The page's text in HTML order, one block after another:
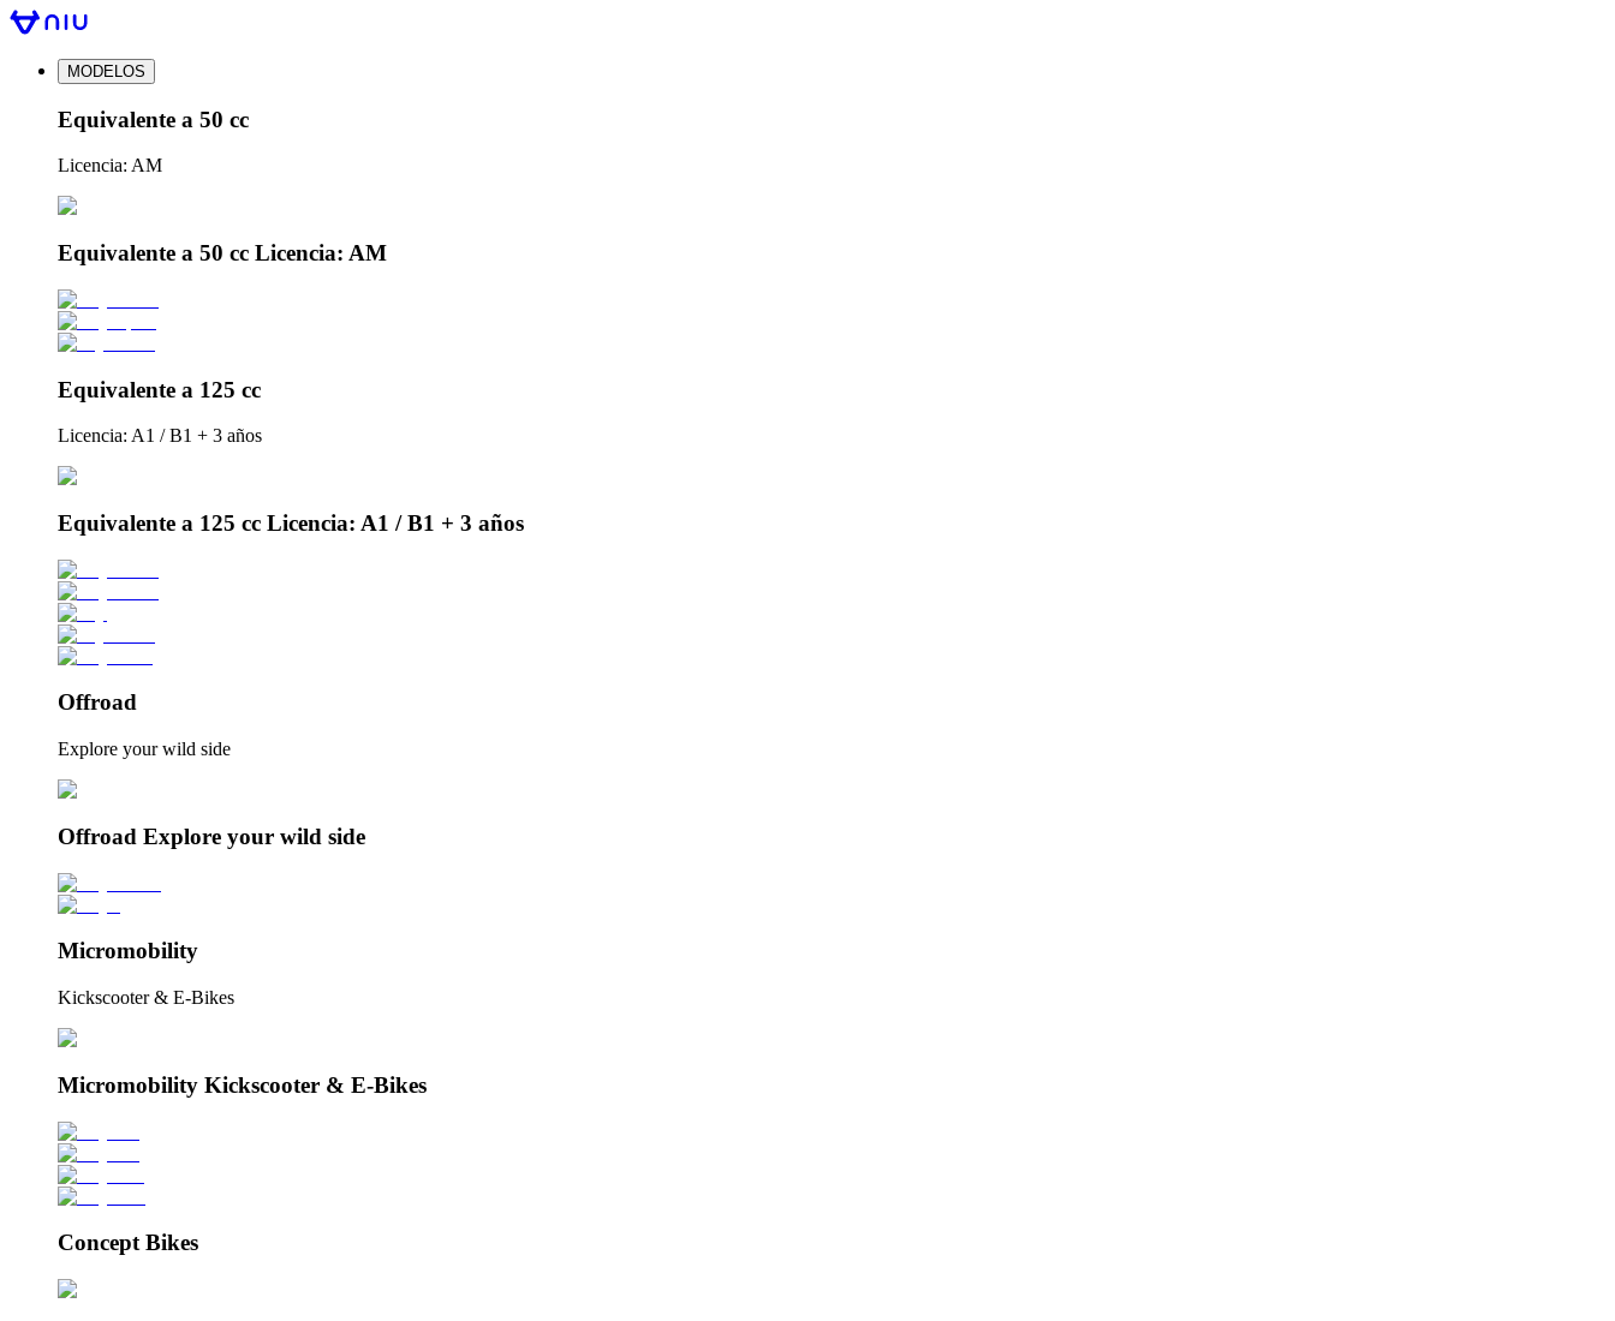
MODELOS
Equivalente a 50 cc
Licencia: AM
Equivalente a 50 cc Licencia: AM
Equivalente a 125 cc
Licencia: A1 / B1 + 3 años
Equivalente a 125 cc Licencia: A1 / B1 + 3 años
Offroad
Explore your wild side
Offroad Explore your wild side
Micromobility
Kickscooter & E-Bikes
Micromobility Kickscooter & E-Bikes
Concept Bikes